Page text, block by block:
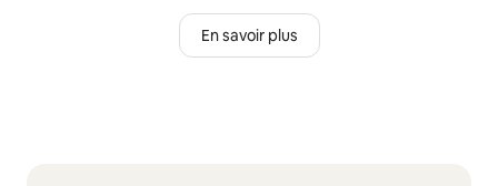
En savoir plus